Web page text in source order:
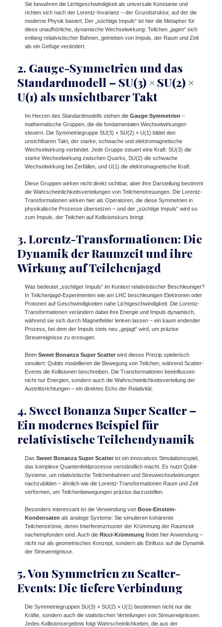
Sie bewahren die Lichtgeschwindigkeit als universale Konstante und
richten sich nach der Lorentz-Invarianz – der Grundstruktur, auf der die
moderne Physik basiert. Der „süchtige Impuls“ ist hier die Metapher für
diese unaufhörliche, dynamische Wechselwirkung: Teilchen „jagen“ sich
entlang relativistischer Bahnen, getrieben von Impuls, der Raum und Zeit
als ein Gefüge verändert.
2. Gauge-Symmetrien und das
Standardmodell – SU(3) × SU(2) ×
U(1) als unsichtbarer Takt
Im Herzen des Standardmodells stehen die Gauge-Symmetrien –
mathematische Gruppen, die die fundamentalen Wechselwirkungen
steuern. Die Symmetriegruppe SU(3) × SU(2) × U(1) bildet den
unsichtbaren Takt, der starke, schwache und elektromagnetische
Wechselwirkung verbindet. Jede Gruppe steuert eine Kraft: SU(3) die
starke Wechselwirkung zwischen Quarks, SU(2) die schwache
Wechselwirkung bei Zerfällen, und U(1) die elektromagnetische Kraft.
Diese Gruppen wirken nicht direkt sichtbar, aber ihre Darstellung bestimmt
die Wahrscheinlichkeitsverteilungen von Teilchenstreuungen. Die Lorentz-
Transformationen wirken hier als Operatoren, die diese Symmetrien in
physikalische Prozesse übersetzen – und der „süchtige Impuls“ wird so
zum Impuls, der Teilchen auf Kollisionskurs bringt.
3. Lorentz-Transformationen: Die
Dynamik der Raumzeit und ihre
Wirkung auf Teilchenjagd
Was bedeutet „süchtiger Impuls“ im Kontext relativistischer Beschleuniger?
In Teilchenjagd-Experimenten wie am LHC beschleunigen Elektronen oder
Protonen auf Geschwindigkeiten nahe Lichtgeschwindigkeit. Die Lorentz-
Transformationen verändern dabei ihre Energie und Impuls dynamisch,
während sie sich durch Magnetfelder lenken lassen – ein kaum endender
Prozess, bei dem der Impuls stets neu „gejagt“ wird, um präzise
Streuereignisse zu erzeugen.
Beim Sweet Bonanza Super Scatterwird dieses Prinzip spielerisch
simuliert: Qubits modellieren die Bewegung von Teilchen, während Scatter-
Events die Kollisionen beschreiben. Die Transformationen beeinflussen
nicht nur Energien, sondern auch die Wahrscheinlichkeitsverteilung der
Austrittsrichtungen – ein direktes Echo der Relativität.
4. Sweet Bonanza Super Scatter –
Ein modernes Beispiel für
relativistische Teilchendynamik
Das Sweet Bonanza Super Scatterist ein innovatives Simulationsspiel,
das komplexe Quantenfeldprozesse verständlich macht. Es nutzt Qubit-
Systeme, um relativistische Teilchenbahnen und Streuwechselwirkungen
nachzubilden – ähnlich wie die Lorentz-Transformationen Raum und Zeit
verformen, um Teilchenbewegungen präzise darzustellen.
Besonders interessant ist die Verwendung von Bose-Einstein-
Kondensaten als analoge Systeme: Sie simulieren kohärente
Teilchenströme, deren Interferenzmuster der Krümmung der Raumzeit
nachempfunden sind. Auch die Ricci-Krümmung findet hier Anwendung –
nicht nur als geometrisches Konzept, sondern als Einfluss auf die Dynamik
der Streuereignisse.
5. Von Symmetrien zu Scatter-
Events: Die tiefere Verbindung
Die Symmetriegruppen SU(3) × SU(2) × U(1) bestimmen nicht nur die
Kräfte, sondern auch die statistischen Verteilungen von Streuereignissen.
Jedes Kollisionsergebnis folgt Wahrscheinlichkeiten, die aus der